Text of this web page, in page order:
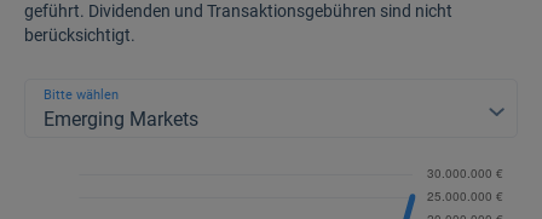
geführt. Dividenden und Transaktionsgebühren sind nicht
berücksichtigt.
Bitte wählen
Emerging Markets